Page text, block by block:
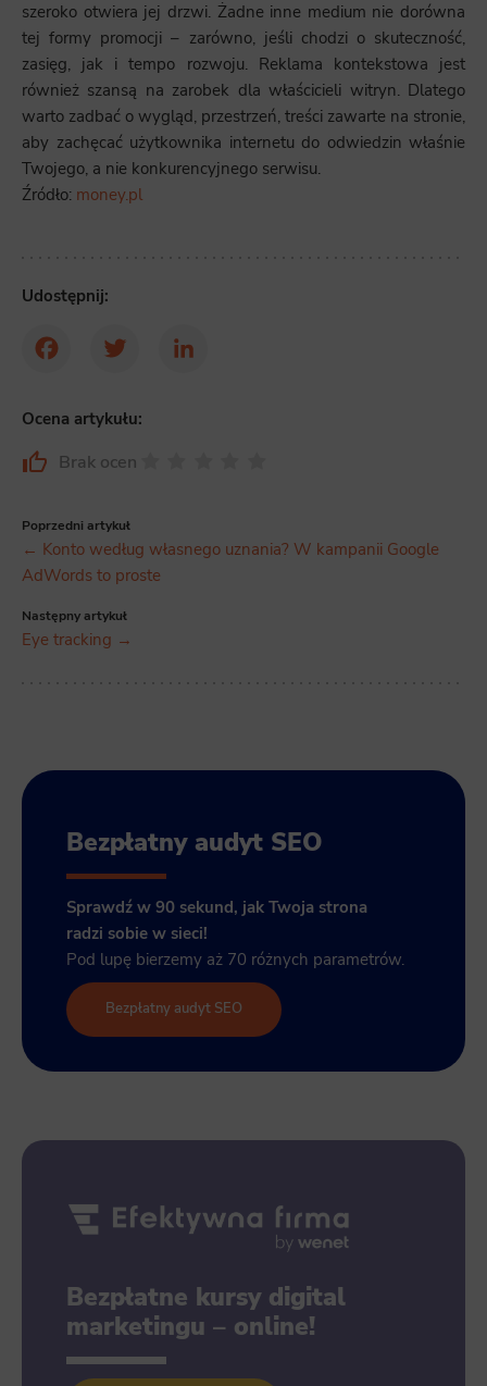
szeroko otwiera jej drzwi. Żadne inne medium nie dorówna
tej formy promocji – zarówno, jeśli chodzi o skuteczność,
zasięg, jak i tempo rozwoju. Reklama kontekstowa jest
również szansą na zarobek dla właścicieli witryn. Dlatego
warto zadbać o wygląd, przestrzeń, treści zawarte na stronie,
aby zachęcać użytkownika internetu do odwiedzin właśnie
Twojego, a nie konkurencyjnego serwisu.
Źródło: money.pl
Udostępnij:
FacebookTwitter LinkedIn
Ocena artykułu:
Brak ocen
Poprzedni artykuł
← Konto według własnego uznania? W kampanii Google
AdWords to proste
Następny artykuł
Eye tracking →
Bezpłatny audyt SEO
Sprawdź w 90 sekund, jak Twoja strona
radzi sobie w sieci!
Pod lupę bierzemy aż 70 różnych parametrów.
Bezpłatny audyt SEO
Bezpłatne kursy digital
marketingu – online!